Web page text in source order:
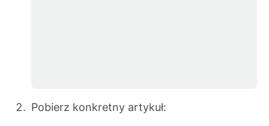
Pobierz konkretny artykuł: